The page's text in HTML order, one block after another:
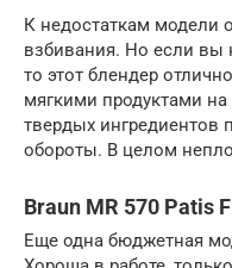
К недостаткам модели
взбивания. Но если вы
то этот блендер
мягкими продуктами
твердых ингредиентов
обороты. В целом
Braun MR 570 Patis
Еще одна бюджетная